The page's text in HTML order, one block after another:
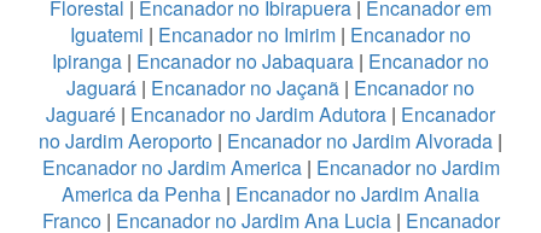
Florestal | Encanador no Ibirapuera | Encanador em
Iguatemi | Encanador no Imirim | Encanador no
Ipiranga | Encanador no Jabaquara | Encanador no
Jaguará | Encanador no Jaçanã | Encanador no
Jaguaré | Encanador no Jardim Adutora | Encanador
no Jardim Aeroporto | Encanador no Jardim Alvorada |
Encanador no Jardim America| Encanador no Jardim
America da Penha | Encanador no Jardim Analia
Franco| Encanador no Jardim Ana Lucia| Encanador